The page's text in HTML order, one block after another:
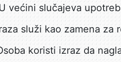
većini slučajeva
služi kao zamena za
koristi izraz da